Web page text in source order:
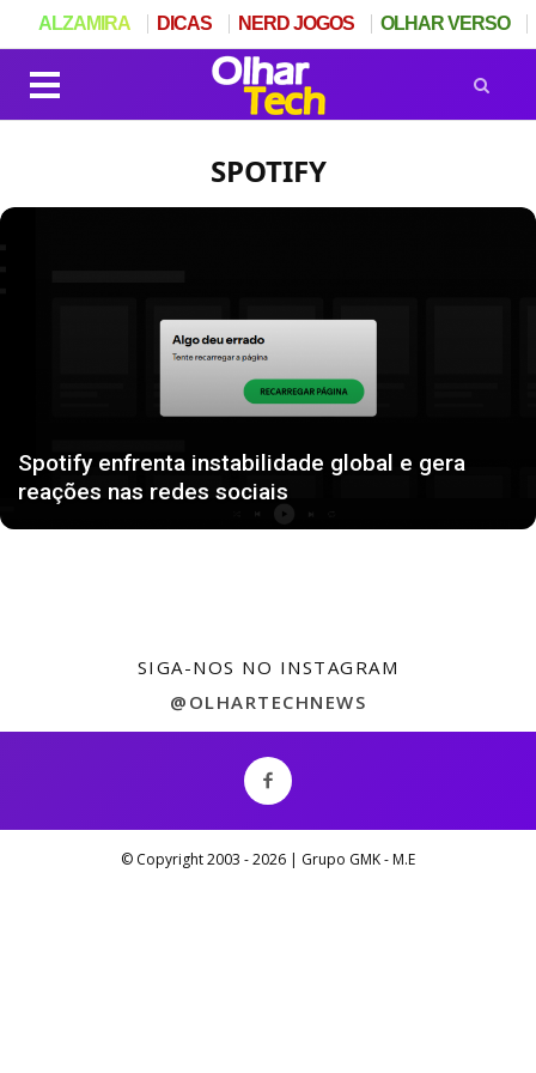
SPOTIFY
Spotify enfrenta instabilidade global e gera
reações nas redes sociais
SIGA-NOS NO INSTAGRAM
@OLHARTECHNEWS
© Copyright 2003 -2026 | Grupo GMK - M.E
ALZAMIRA DICAS NERD JOGOS OLHAR VERSO